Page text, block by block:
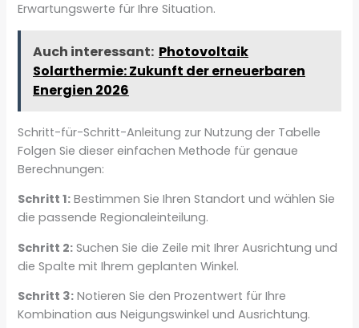
Erwartungswerte für Ihre Situation.
Auch interessant: Photovoltaik
Solarthermie: Zukunft der erneuerbaren
Energien 2026
Schritt-für-Schritt-Anleitung zur Nutzung der Tabelle
Folgen Sie dieser einfachen Methode für genaue
Berechnungen:
Schritt 1: Bestimmen Sie Ihren Standort und wählen Sie
die passende Regionaleinteilung.
Schritt 2: Suchen Sie die Zeile mit Ihrer Ausrichtung und
die Spalte mit Ihrem geplanten Winkel.
Schritt 3: Notieren Sie den Prozentwert für Ihre
Kombination aus Neigungswinkel und Ausrichtung.